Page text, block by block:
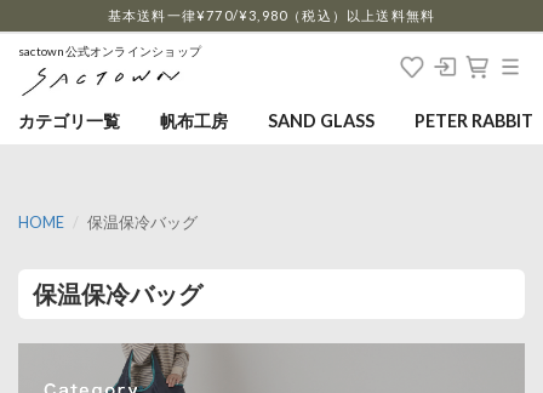
基本送料一律¥770/¥3,980（税込）以上送料無料
sactown公式オンラインショップ
カテゴリ一覧 帆布工房 SAND GLASS PETER RABBIT
HOME 保温保冷バッグ
保温保冷バッグ